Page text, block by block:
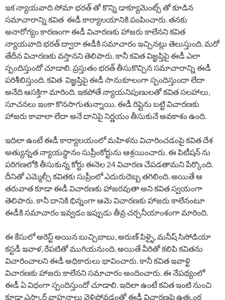
ఇక న్యాయవాది సోమా భరత్ తో కొన్ని డాక్యూమెంట్స్ తో కూడిన
సమాచారాన్ని కవిత ఈడీ కార్యాలయానికి పంపించారు. తనకు
అనారోగ్యం కారణంగా ఈడీ విచారణకు హాజరు కాలేనని కవిత
న్యాయవాది భరత్ ద్వారా ఈడీకి సమాచారం ఇచ్చినట్లు తెలుస్తుంది. మరో
తేదీన విచారణకు వస్తానని తెలిపారు. కానీ కవిత విజ్ఞప్తిపై ఈడీ ఎలా
స్పందిస్తుందో చూడాలి. ప్రస్తుతం భరత్ తీసుకొచ్చిన సమాచారాన్ని ఈడీ
పరిశీలిస్తుంది. కవిత విజ్ఞప్తిపై ఈడీ సానుకూలంగా స్పందిస్తుందా లేదా
అనేది ఆసక్తిగా మారింది. ఇకపోతే న్యాయనిపుణులతో కవిత సలహాలు,
సూచనలు ఇంకా కొనసాగుతున్నాయి. ఈడీ రిప్లైను బట్టి విచారణకు
హాజరు కావాలా లేదా అనే దానిపై నిర్ణయం తీసుకునే అవకాశం ఉంది.
ఇదిలా ఉంటే ఈడీ కార్యాలయంలో మహిళను విచారించడంపై కవిత దేశ
అత్యున్నత న్యాయస్థానం సుప్రీంకోర్టును ఆశ్రయించారు. ఈ పిటీషన్ ను
పరిగణలోకి తీసుకున్న కోర్టు ఈనెల 24 విచారణ చేపడతామని పేర్కొంది.
దీనితో ఎమ్మెల్సీ కవితకు సుప్రీంలో ఎదురుదెబ్బ తగిలింది. అయితే ఆ
తరువాత కూడా ఈడీ విచారణకు హాజరవుతా అని కవిత స్వయంగా
తెలిపారు. కానీ దానికి భిన్నంగా ఆమె విచారణకు హాజరు కాలేనంటూ
ఈడీకి సమాచారం ఇవ్వడం ఇప్పుడు తీవ్ర చర్చనీయాంశంగా మారింది.
ఈ కేసులో అరెస్ట్ అయిన బుచ్చిబాబు, అరుణ్ పిళ్ళై, మనీష్ సిసోడియా
కస్టడీ ఇవాళ, రేపటితో ముగియనుంది. అయితే వీరితో కలిపి కవితను
విచారించాలని ఈడీ అధికారులు భావించారు. కానీ కవిత ఇవాళ్టి
విచారణకు హాజరు కాలేనని సమాచారం అందించారు. ఈ నేపథ్యంలో
ఈడీ ఏ విధంగా స్పందిస్తుందో చూడాలి. ఇదిలా ఉంటే కవిత ఇంటి నుంచి
కూడా ఎస్కార్ట్ వాహనాలు వెళ్లిపోవడంతో ఈడీ విచారణపై ఉత్కంఠ